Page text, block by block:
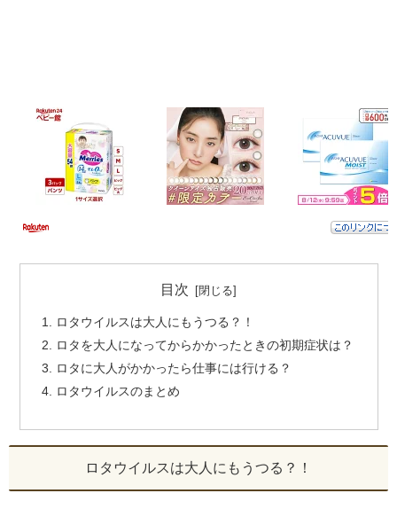
目次
ロタウイルスは大人にもうつる？！
ロタを大人になってからかかったときの初期症状は？
ロタに大人がかかったら仕事には行ける？
ロタウイルスのまとめ
ロタウイルスは大人にもうつる？！